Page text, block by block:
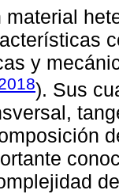
material
y
). Sus